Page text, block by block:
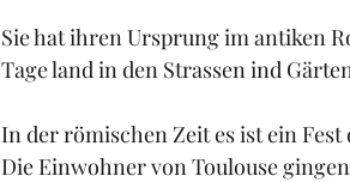
Sie hat ihren Ursprung im antiken
Tage land in den Strassen ind
In der römischen Zeit es ist ein
Die Einwohner von Toulouse